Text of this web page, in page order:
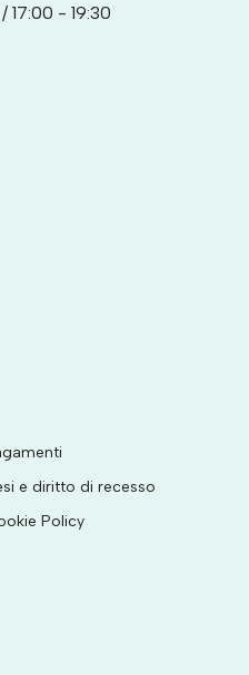
17:00 - 19:30
e diritto di recesso
Policy